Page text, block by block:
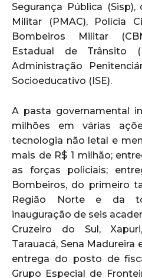
Segurança Pública
Militar (PMAC), Polícia
Bombeiros Militar
Estadual de Trânsito
Administração
Socioeducativo (ISE).
A pasta governamental
milhões em várias
tecnologia não letal e
mais de R$ 1 milhão;
as forças policiais;
Bombeiros, do primeiro
Região Norte e da
inauguração de seis
Cruzeiro do Sul,
Tarauacá, Sena Madureira
entrega do posto de
Grupo Especial de